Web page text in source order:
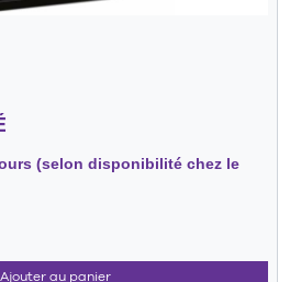
(selon disponibilité chez le
Ajouter au panier